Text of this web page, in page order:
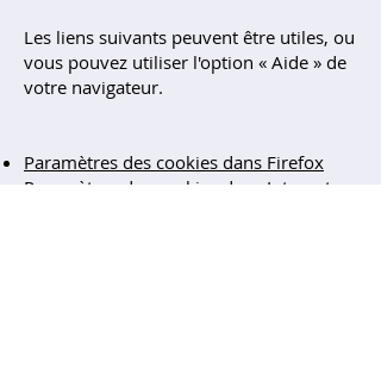
Les liens suivants peuvent être utiles, ou
vous pouvez utiliser l'option « Aide » de
votre navigateur.
Paramètres des cookies dans Firefox
Paramètres des cookies dans Internet